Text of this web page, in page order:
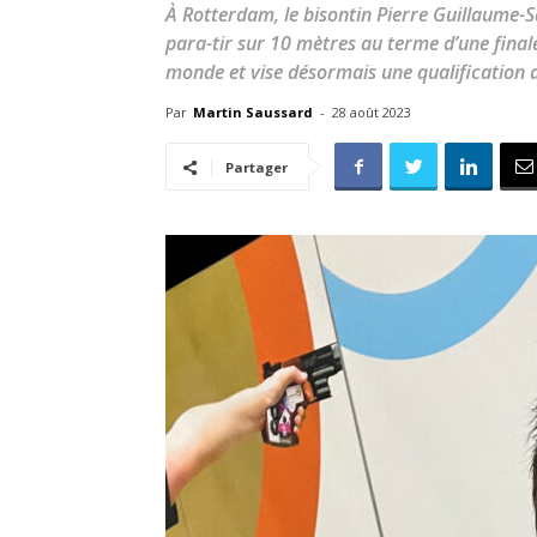
À Rotterdam, le bisontin Pierre Guillaume-
para-tir sur 10 mètres au terme d’une
monde et vise désormais une qualification
Par Martin Saussard - 28 août 2023
Partager